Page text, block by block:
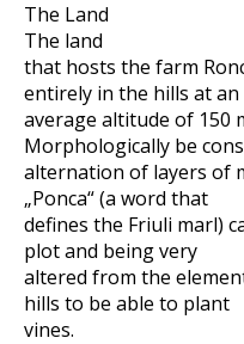
The Land
The land
that hosts the farm
entirely in the hills at an
average altitude of 150
Morphologically be
alternation of layers of
„Ponca“ (a word that
defines the Friuli marl)
plot and being very
altered from the
hills to be able to plant
vines.